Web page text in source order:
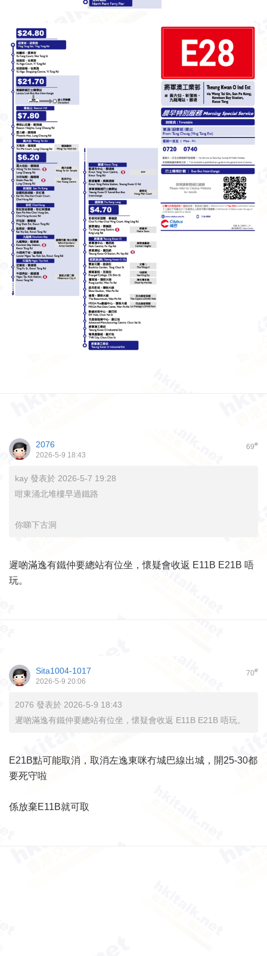
69#
2076
2026-5-9 18:43
kay 發表於 2026-5-7 19:28
咁東涌北堆樓早過鐵路
你睇下古洞
遲啲滿逸有鐵仲要總站有位坐，懷疑會收返 E11B E21B 唔
玩。
70#
Sita1004-1017
2026-5-9 20:06
2076 發表於 2026-5-9 18:43
遲啲滿逸有鐵仲要總站有位坐，懷疑會收返 E11B E21B 唔玩。
E21B點可能取消，取消左逸東咪冇城巴線出城，開25-30都
要死守啦
係放棄E11B就可取